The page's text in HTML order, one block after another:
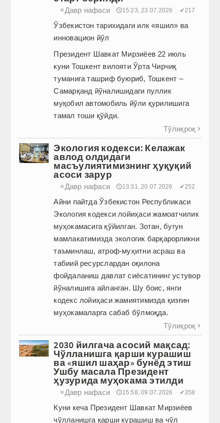
≡ Давр нафаси 🕔15:23, 23.07.2026 ✔217
Ўзбекистон тарихидаги илк «яшил» ва
инновацион йўл
Президент Шавкат Мирзиёев 22 июль
куни Тошкент вилояти Ўрта Чирчиқ
туманига ташриф буюриб, Тошкент –
Самарқанд йўналишидаги пуллик
муқобил автомобиль йўли қурилишига
тамал тоши қўйди.
Тўлиқроқ 
Экология кодекси: Келажак
авлод олдидаги
масъулиятимизнинг ҳуқуқий
асоси зарур
≡ Давр нафаси 🕔13:31, 20.07.2026 ✔252
Айни пайтда Ўзбекистон Респуб­ликаси
Экология кодекси лойиҳаси жамоатчилик
муҳокамасига қўйилган. Зотан, бугун
мамлакатимизда экологик барқарорликни
таъминлаш, атроф-муҳитни асраш ва
табиий ресурслардан оқилона
фойдаланиш давлат сиёсатининг устувор
йўналишига айланган. Шу боис, янги
кодекс лойиҳаси жамиятимизда қизғин
муҳокамаларга сабаб бўлмоқда.
Тўлиқроқ 
2030 йилгача асосий мақсад:
Чўлланишга қарши курашиш
ва «яшил шаҳар» бунёд этиш
Ушбу масала Президент
ҳузурида муҳокама этилди
≡ Давр нафаси 🕔15:58, 09.07.2026 ✔358
Куни кеча Президент Шавкат Мирзиёев
чўлланишга қарши курашиш ва чўл